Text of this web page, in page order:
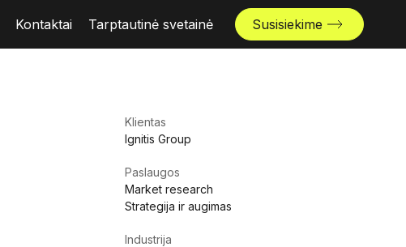
Kontaktai Tarptautinė svetainė Susisiekime
Klientas
Ignitis Group
Paslaugos
Market research
Strategija ir augimas
Industrija